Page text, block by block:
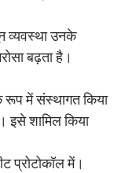
व्यवस्था उनके
बढ़ता है।
में संस्थागत किया
इसे शामिल किया
प्रोटोकॉल में।